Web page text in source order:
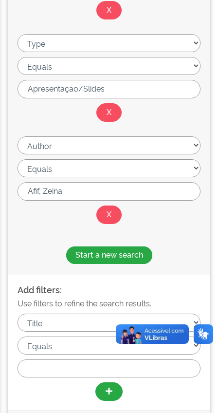
Start a new search
Add filters:
Use filters to refine the search results.